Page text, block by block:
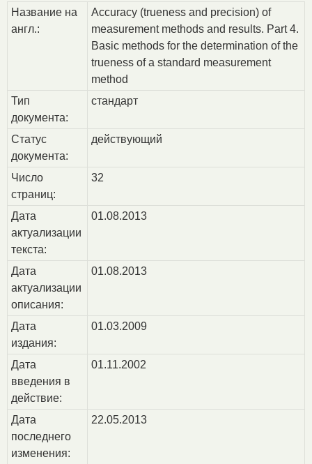
Название на
англ.:
Accuracy (trueness and precision) of
measurement methods and results. Part 4.
Basic methods for the determination of the
trueness of a standard measurement
method
Тип
документа:
стандарт
Статус
документа:
действующий
Число
страниц:
32
Дата
актуализации
текста:
01.08.2013
Дата
актуализации
описания:
01.08.2013
Дата
издания:
01.03.2009
Дата
введения в
действие:
01.11.2002
Дата
последнего
изменения:
22.05.2013